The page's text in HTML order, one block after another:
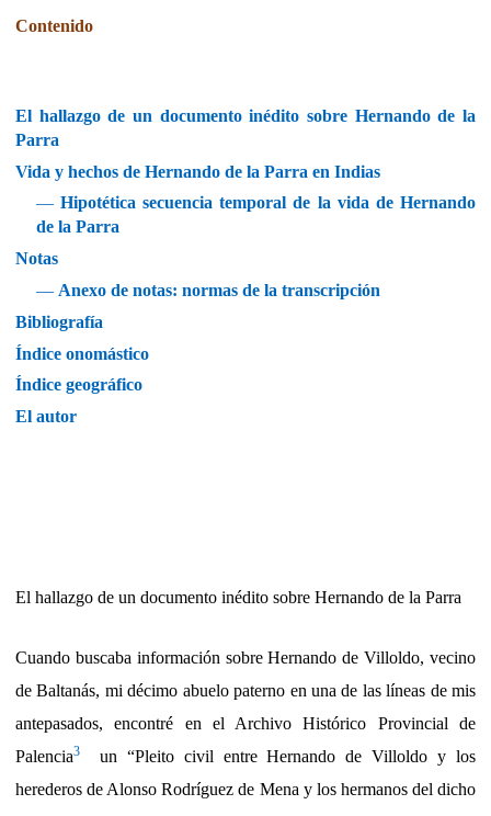
Contenido
El hallazgo de un documento inédito sobre Hernando de la
Parra
Vida y hechos de Hernando de la Parra en Indias
—Hipotética secuencia temporal de la vida de Hernando
de la Parra
Notas
— Anexo de notas: normas de la transcripción
Bibliografía
Índice onomástico
Índice geográfico
El autor
El hallazgo de un documento inédito sobre Hernando de la Parra
Cuando buscaba información sobre Hernando de Villoldo, vecino
de Baltanás, mi décimo abuelo paterno en una de las líneas de mis
antepasados, encontré en el Archivo Histórico Provincial de
Palencia3
un “Pleito civil entre Hernando de Villoldo y los
herederos de Alonso Rodríguez de Mena y los hermanos del dicho